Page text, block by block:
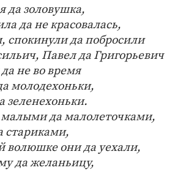
да золовушка,
да не красовалась,
спокинули да побросили
Павел да Григорьевич
не во время
молодехоньки,
зеленехоньки.
малыми да малолеточками,
стариками,
волюшке они да уехали,
да желаньицу,